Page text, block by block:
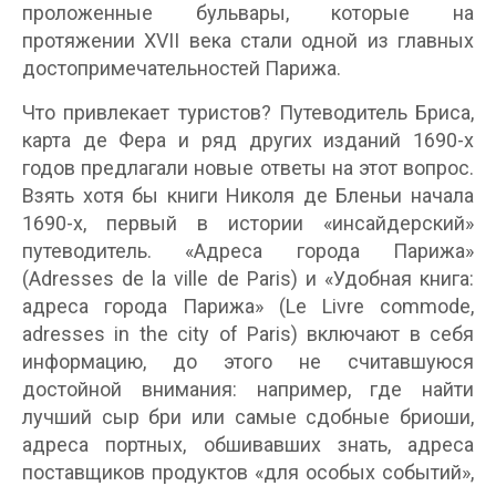
проложенные бульвары, которые на
протяжении XVII века стали одной из главных
достопримечательностей Парижа.
Что привлекает туристов? Путеводитель Бриса,
карта де Фера и ряд других изданий 1690-х
годов предлагали новые ответы на этот вопрос.
Взять хотя бы книги Николя де Бленьи начала
1690-х, первый в истории «инсайдерский»
путеводитель. «Адреса города Парижа»
(Adresses de la ville de Paris) и «Удобная книга:
адреса города Парижа» (Le Livre commode,
adresses in the city of Paris) включают в себя
информацию, до этого не считавшуюся
достойной внимания: например, где найти
лучший сыр бри или самые сдобные бриоши,
адреса портных, обшивавших знать, адреса
поставщиков продуктов «для особых событий»,